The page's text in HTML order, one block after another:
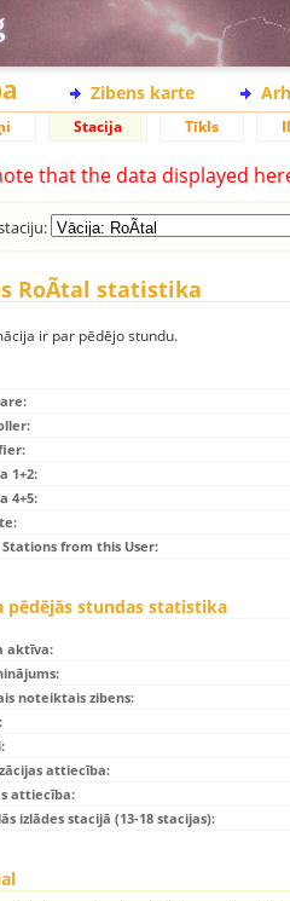
Zibens karte
Stacija Tīkls
that the data displayed
RoÃtal statistika
ir par pēdējo stundu.
1+2:
4+5:
from this User:
pēdējās stundas statistika
aktīva:
noteiktais zibens:
attiecība:
attiecība:
izlādes stacijā (13-18 stacijas):